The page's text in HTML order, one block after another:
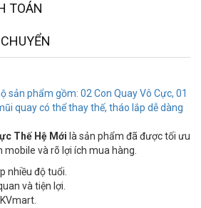
TOÁN
sản phẩm gồm: 02 Con Quay Vô Cực, 01
quay có thể thay thế, tháo lắp dễ dàng
Thế Hệ Mới là sản phẩm đã được tối ưu
và rõ lợi ích mua hàng.
nhiều độ tuổi.
và tiện lợi.